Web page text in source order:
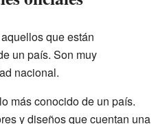
que están
un país. Son muy
nacional.
más conocido de un país.
y diseños que cuentan una